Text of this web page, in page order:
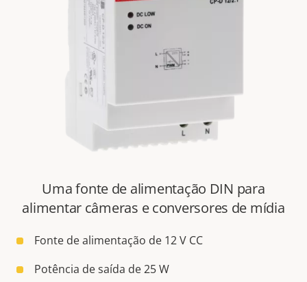
Uma fonte de alimentação DIN para
alimentar câmeras e conversores de mídia
Fonte de alimentação de 12 V CC
Potência de saída de 25 W